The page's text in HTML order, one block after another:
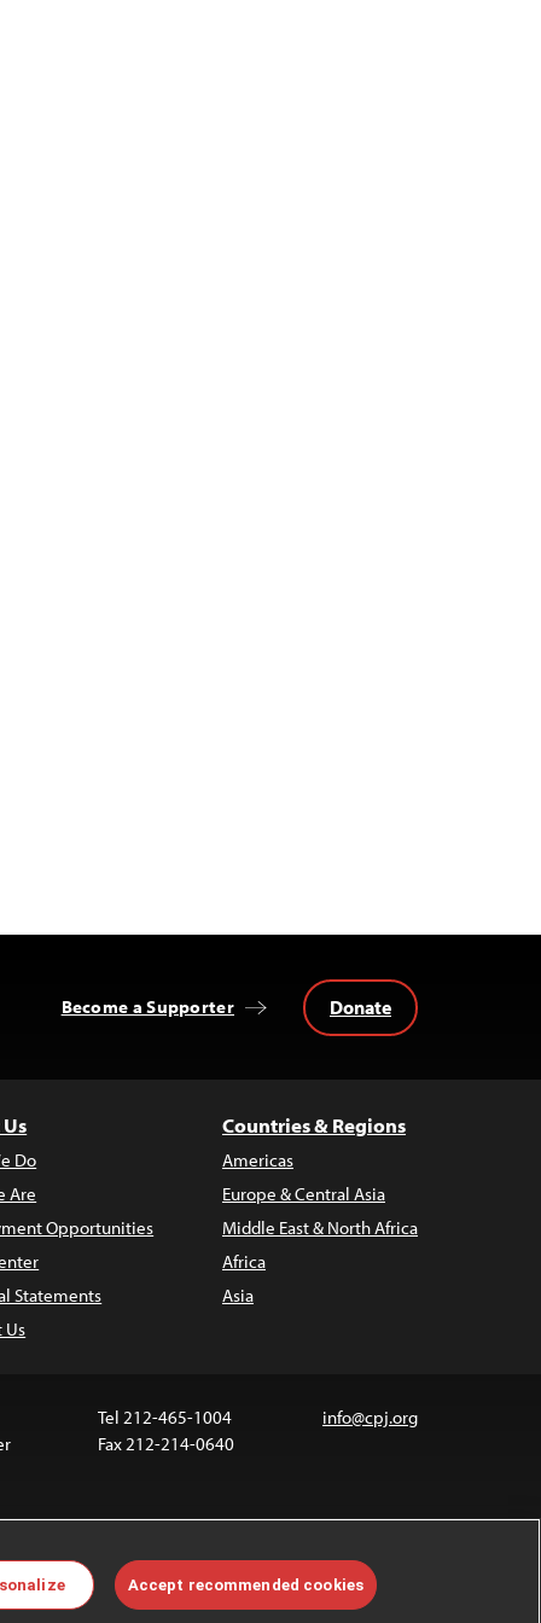
Become a Supporter Donate
Do
Are
Opportunities
Statements
Us
Countries & Regions
Americas
Europe & Central Asia
Middle East & North Africa
Africa
Asia
Tel 212-465-1004
Fax 212-214-0640
info@cpj.org
are not covered by the Creative Commons license.
permissions, see ourFAQs.
Accept recommended cookies